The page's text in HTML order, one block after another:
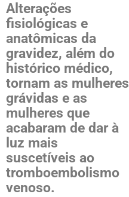
Alterações
fisiológicas e
anatômicas da
gravidez, além do
histórico médico,
tornam as mulheres
grávidas e as
mulheres que
acabaram de dar à
luz mais
suscetíveis ao
tromboembolismo
venoso.